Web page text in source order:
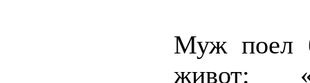
Муж поел
живот: